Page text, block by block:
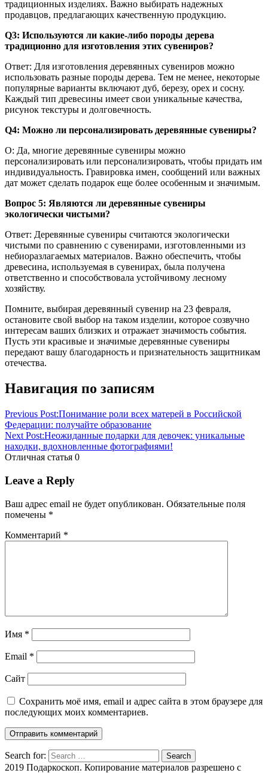
традиционных изделиях. Важно выбирать надежных
продавцов, предлагающих качественную продукцию.
Q3: Используются ли какие-либо породы дерева
традиционно для изготовления этих сувениров?
Ответ: Для изготовления деревянных сувениров можно
использовать разные породы дерева. Тем не менее, некоторые
популярные варианты включают дуб, березу, орех и сосну.
Каждый тип древесины имеет свои уникальные качества,
рисунок текстуры и долговечность.
Q4: Можно ли персонализировать деревянные сувениры?
О: Да, многие деревянные сувениры можно
персонализировать или персонализировать, чтобы придать им
индивидуальность. Гравировка имен, сообщений или важных
дат может сделать подарок еще более особенным и значимым.
Вопрос 5: Являются ли деревянные сувениры
экологически чистыми?
Ответ: Деревянные сувениры считаются экологически
чистыми по сравнению с сувенирами, изготовленными из
небиоразлагаемых материалов. Важно обеспечить, чтобы
древесина, используемая в сувенирах, была получена
ответственно и способствовала устойчивому лесному
хозяйству.
Помните, выбирая деревянный сувенир на 23 февраля,
остановите свой выбор на таком изделии, которое созвучно
интересам ваших близких и отражает значимость события.
Пусть эти красивые и значимые деревянные сувениры
передают вашу благодарность и признательность защитникам
отечества.
Навигация по записям
Previous Post:Понимание роли всех матерей в Российской
Федерации: получайте образование
Next Post:Неожиданные подарки для девочек: уникальные
находки, вдохновленные фотографиями!
Отличная статья 0
Leave a Reply
Ваш адрес email не будет опубликован. Обязательные поля
помечены *
Комментарий *
Имя *
Email *
Сайт
Сохранить моё имя, email и адрес сайта в этом браузере для
последующих моих комментариев.
Search for: Search
2019 Подаркоскоп. Копирование материалов разрешено с